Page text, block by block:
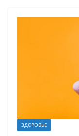
ЗДОРОВЬЕ